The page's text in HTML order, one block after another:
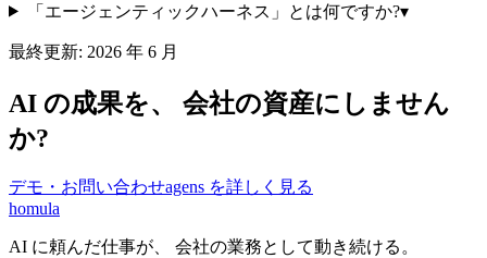
「エージェンティックハーネス」とは何ですか?▾
最終更新: 2026 年 6 月
AI の成果を、 会社の資産にしません
か?
デモ・お問い合わせagens を詳しく見る
homula
AI に頼んだ仕事が、 会社の業務として動き続ける。